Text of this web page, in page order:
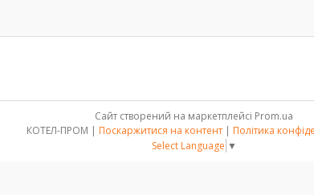
Сайт створений на маркетплейсі Prom.ua
КОТЕЛ-ПРОМ | Поскаржитися на контент | Політика
Select Language ▼